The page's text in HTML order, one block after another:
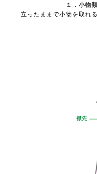
１．小物
立ったままで小物を取れ